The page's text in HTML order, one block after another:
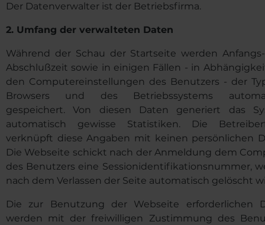
Der Datenverwalter ist der Betriebsfirma.
2. Umfang der verwalteten Daten
Während der Schau der Startseite werden
Abschlußzeit sowie in einigen Fällen - in
den Computereinstellungen des Benutzers - der
Browsers und des Betriebssystems
gespeichert. Von diesen Daten generiert das
automatisch gewisse Statistiken. Die
verknüpft diese Angaben mit keinen persönlichen
Die Webseite schickt nach der Anmeldung dem
des Benutzers eine Sessionidentifikationsnummer,
nach dem Verlassen der Seite automatisch gelöscht
Die zur Benutzung der Webseite erforderlichen
werden mit der freiwilligen Zustimmung des